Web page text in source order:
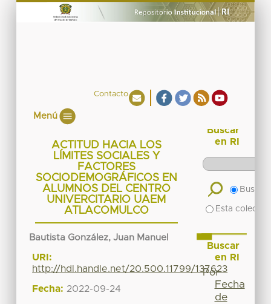
Contacto
Menú
ACTITUD HACIA LOS
LÍMITES SOCIALES Y
FACTORES
SOCIODEMOGRÁFICOS EN
ALUMNOS DEL CENTRO
UNIVERCITARIO UAEM
ATLACOMULCO
Bautista González, Juan Manuel
URI:
http://hdl.handle.net/20.500.11799/137623
Fecha: 2022-09-24
Buscar
en RI
Buscar
Esta
Buscar
en RI
Por
Fecha
de